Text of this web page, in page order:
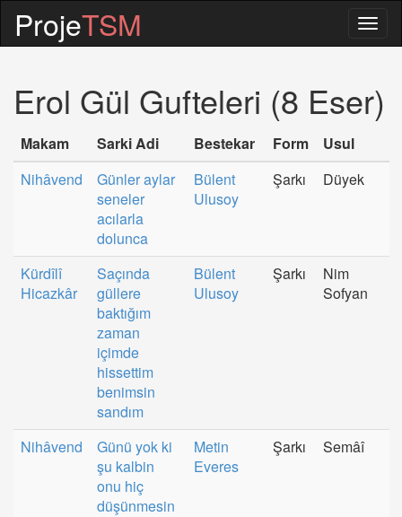
ProjeTSM
Erol Gül Gufteleri (8 Eser)
Makam Sarki Adi Bestekar Form
Usul
Nihâvend
Günler aylar
seneler
acılarla
dolunca
Bülent
Ulusoy
Şarkı Düyek
Kürdîlî
Hicazkâr
Saçında
güllere
baktığım
zaman
içimde
hissettim
benimsin
sandım
Bülent
Ulusoy
Şarkı
Nim
Sofyan
Nihâvend
Günü yok ki
şu kalbin
onu hiç
düşünmesin
Metin
Everes
Şarkı Semâî